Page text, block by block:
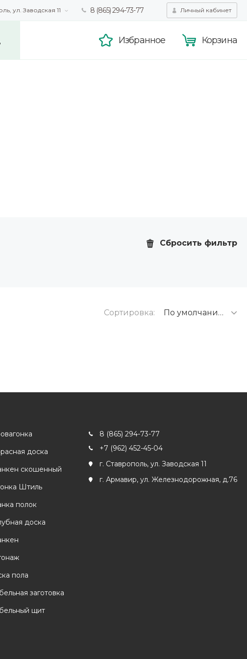
ул. Заводская 11 8 (865) 294-73-77 Личный кабинет
Избранное Корзина
Сбросить фильтр
Сортировка: По умолчанию
доска
скошенный
Штиль
полок
доска
пола
заготовка
щит
8 (865) 294-73-77
+7 (962) 452-45-04
г. Ставрополь, ул. Заводская 11
г. Армавир, ул. Железнодорожная, д.76
статистики,